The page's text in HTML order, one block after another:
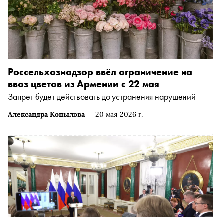
Александра Копылова 20 мая 2026 г.
Россельхознадзор ввёл ограничение на
ввоз цветов из Армении с 22 мая
Запрет будет действовать до устранения нарушений